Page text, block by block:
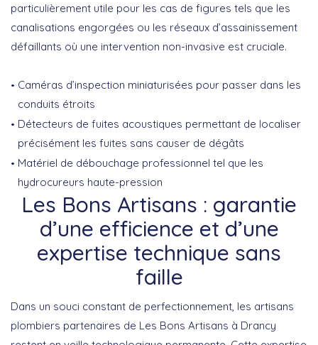
particulièrement utile pour les cas de figures tels que les
canalisations engorgées ou les réseaux d’assainissement
défaillants où une intervention non-invasive est cruciale.
Caméras d’inspection miniaturisées pour passer dans les
conduits étroits
Détecteurs de fuites acoustiques permettant de localiser
précisément les fuites sans causer de dégâts
Matériel de débouchage professionnel tel que les
hydrocureurs haute-pression
Les Bons Artisans : garantie
d’une efficience et d’une
expertise technique sans
faille
Dans un souci constant de perfectionnement, les artisans
plombiers partenaires de Les Bons Artisans à Drancy